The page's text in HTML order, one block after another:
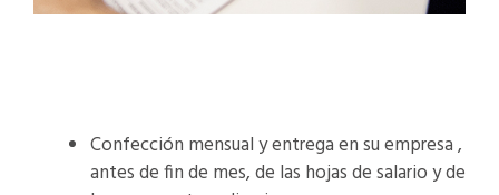
Confección mensual y entrega en su empresa ,
antes de fin de mes, de las hojas de salario y de